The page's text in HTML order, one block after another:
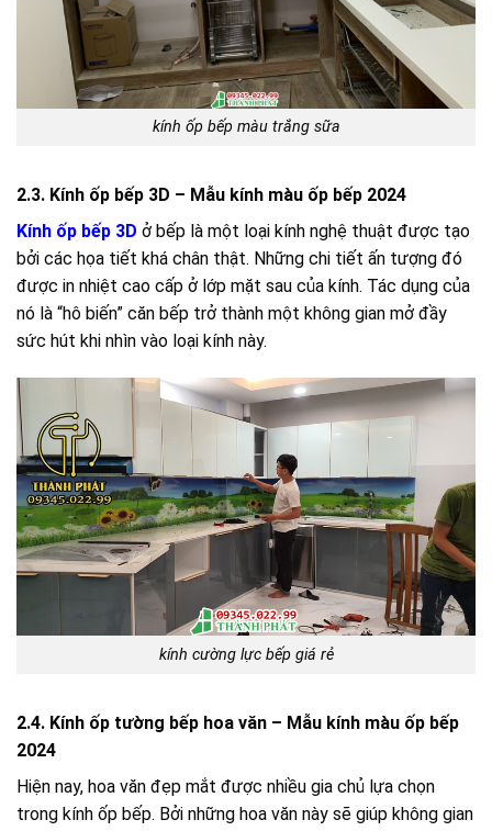
kính ốp bếp màu trắng sữa
2.3. Kính ốp bếp 3D – Mẫu kính màu ốp bếp 2024
Kính ốp bếp 3D ở bếp là một loại kính nghệ thuật được tạo
bởi các họa tiết khá chân thật. Những chi tiết ấn tượng đó
được in nhiệt cao cấp ở lớp mặt sau của kính. Tác dụng của
nó là “hô biến” căn bếp trở thành một không gian mở đầy
sức hút khi nhìn vào loại kính này.
kính cường lực bếp giá rẻ
2.4. Kính ốp tường bếp hoa văn – Mẫu kính màu ốp bếp
2024
Hiện nay, hoa văn đẹp mắt được nhiều gia chủ lựa chọn
trong kính ốp bếp. Bởi những hoa văn này sẽ giúp không gian